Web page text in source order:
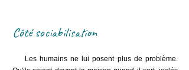
Côté sociabilisation
Les humains ne lui posent plus de problème.